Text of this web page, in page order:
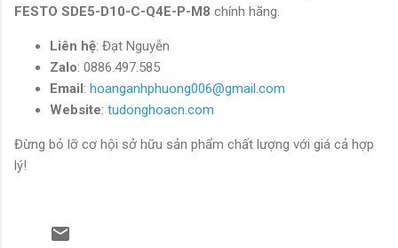
FESTO SDE5-D10-C-Q4E-P-M8 chính hãng.
Liên hệ: Đạt Nguyễn
Zalo: 0886.497.585
Email: hoanganhphuong006@gmail.com
Website: tudonghoacn.com
Đừng bỏ lỡ cơ hội sở hữu sản phẩm chất lượng với giá cả hợp
lý!